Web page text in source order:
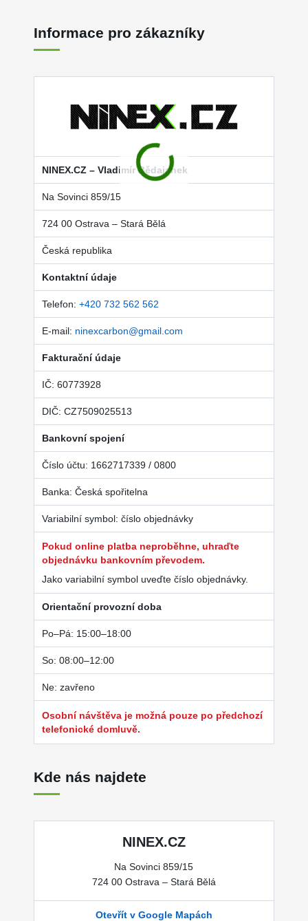
Informace pro zákazníky
NINEX.CZ – Vladimír Bědajanek
Na Sovinci 859/15
724 00 Ostrava – Stará Bělá
Česká republika
Kontaktní údaje
Telefon: +420 732 562 562
E-mail: ninexcarbon@gmail.com
Fakturační údaje
IČ: 60773928
DIČ: CZ7509025513
Bankovní spojení
Číslo účtu: 1662717339 / 0800
Banka: Česká spořitelna
Variabilní symbol: číslo objednávky
Pokud online platba neproběhne, uhraďte
objednávku bankovním převodem.
Jako variabilní symbol uveďte číslo objednávky.
Orientační provozní doba
Po–Pá: 15:00–18:00
So: 08:00–12:00
Ne: zavřeno
Osobní návštěva je možná pouze po předchozí
telefonické domluvě.
Kde nás najdete
NINEX.CZ
Na Sovinci 859/15
724 00 Ostrava – Stará Bělá
Otevřít v Google Mapách